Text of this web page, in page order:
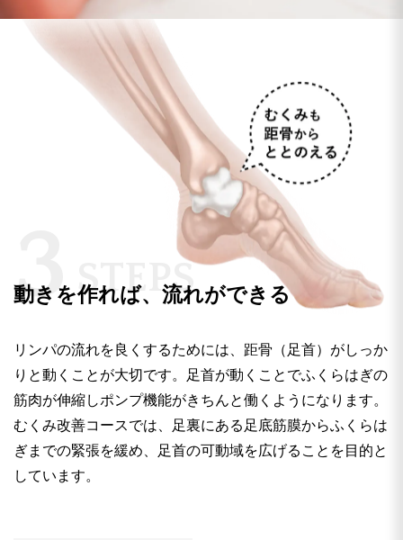
動きを作れば、流れができる
STE PS
3
リンパの流れを良くするためには、距骨（足首）がしっか
りと動くことが大切です。足首が動くことでふくらはぎの
筋肉が伸縮しポンプ機能がきちんと働くようになります。
むくみ改善コースでは、足裏にある足底筋膜からふくらは
ぎまでの緊張を緩め、足首の可動域を広げることを目的と
しています。